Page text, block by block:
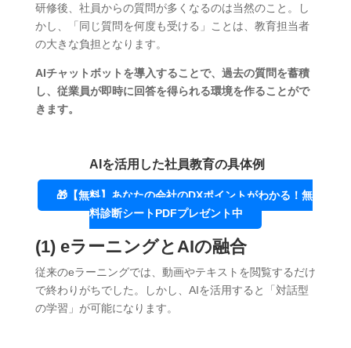
研修後、社員からの質問が多くなるのは当然のこと。し
かし、「同じ質問を何度も受ける」ことは、教育担当者
の大きな負担となります。
AIチャットボットを導入することで、過去の質問を蓄積
し、従業員が即時に回答を得られる環境を作ることがで
きます。
AIを活用した社員教育の具体例
🎁【無料】あなたの会社のDXポイントがわかる！無
料診断シートPDFプレゼント中
(1) eラーニングとAIの融合
従来のeラーニングでは、動画やテキストを閲覧するだけ
で終わりがちでした。しかし、AIを活用すると「対話型
の学習」が可能になります。